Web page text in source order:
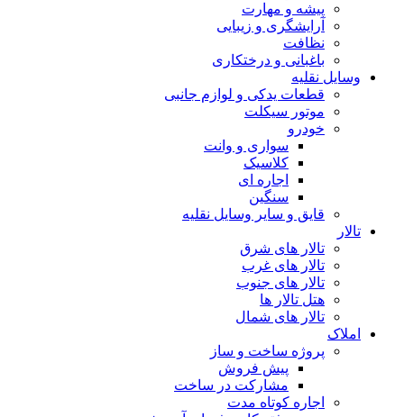
پیشه و مهارت
آرایشگری و زیبایی
نظافت
باغبانی و درختکاری
وسایل نقلیه
قطعات یدکی و لوازم جانبی
موتور سیکلت
خودرو
سواری و وانت
کلاسیک
اجاره ای
سنگین
قایق و سایر وسایل نقلیه
تالار
تالار های شرق
تالار های غرب
تالار های جنوب
هتل تالار ها
تالار های شمال
املاک
پروژه ساخت و ساز
پیش فروش
مشارکت در ساخت
اجاره کوتاه مدت